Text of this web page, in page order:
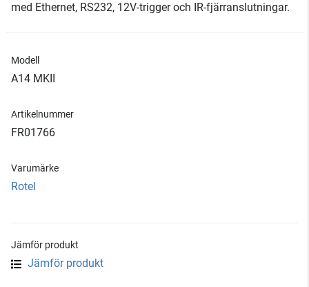
med Ethernet, RS232, 12V-trigger och IR-fjärranslutningar.
Modell
A14 MKII
Artikelnummer
FR01766
Varumärke
Rotel
Jämför produkt
Jämför produkt